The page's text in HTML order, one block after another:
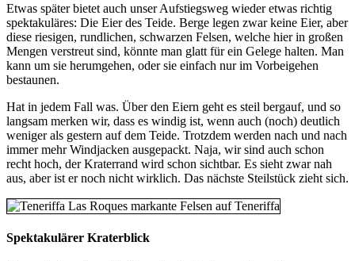
Etwas später bietet auch unser Aufstiegsweg wieder etwas richtig
spektakuläres: Die Eier des Teide. Berge legen zwar keine Eier, aber
diese riesigen, rundlichen, schwarzen Felsen, welche hier in großen
Mengen verstreut sind, könnte man glatt für ein Gelege halten. Man
kann um sie herumgehen, oder sie einfach nur im Vorbeigehen
bestaunen.
Hat in jedem Fall was. Über den Eiern geht es steil bergauf, und so
langsam merken wir, dass es windig ist, wenn auch (noch) deutlich
weniger als gestern auf dem Teide. Trotzdem werden nach und nach
immer mehr Windjacken ausgepackt. Naja, wir sind auch schon
recht hoch, der Kraterrand wird schon sichtbar. Es sieht zwar nah
aus, aber ist er noch nicht wirklich. Das nächste Steilstück zieht sich.
Spektakulärer Kraterblick